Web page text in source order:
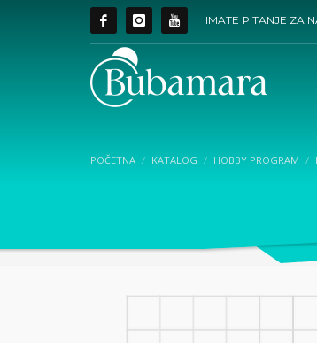
IMATE PITANJE ZA
POČETNA KATALOG HOBBY PROGRAM